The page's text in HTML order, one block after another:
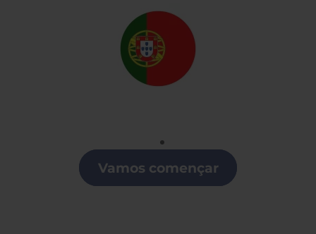
Clases de Portugués en Logroño
Vamos començar